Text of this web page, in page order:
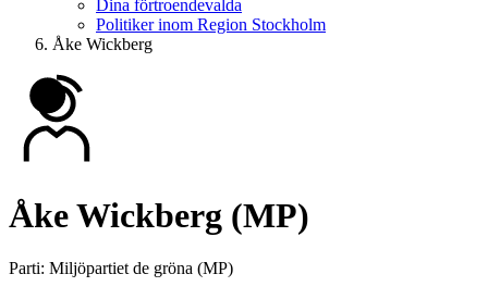
Dina förtroendevalda
Politiker inom Region Stockholm
Åke Wickberg
Åke Wickberg (MP)
Parti: Miljöpartiet de gröna (MP)